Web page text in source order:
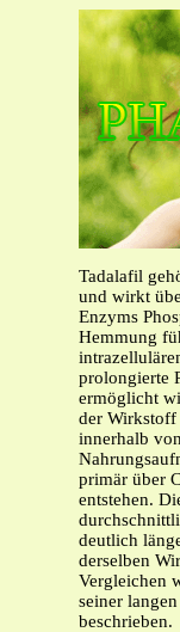
Tadalafil
und wirkt
Enzyms
Hemmung
prolongierte
ermöglicht
der Wirkstoff
innerhalb
primär über
entstehen.
deutlich
derselben
Vergleichen
seiner
beschrieben.